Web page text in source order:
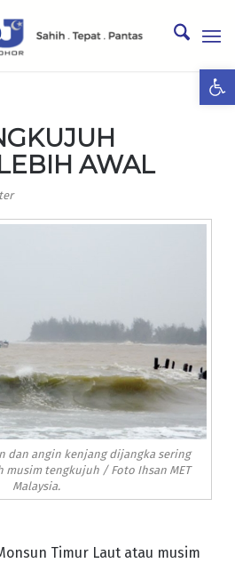
AWAL
dan angin kenjang dijangka sering
musim tengkujuh / Foto Ihsan MET
Malaysia.
Timur Laut atau musim